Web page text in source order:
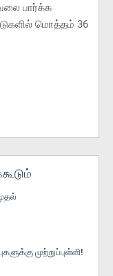
பார்க்க
மொத்தம் 36
முற்றுப்புள்ளி!